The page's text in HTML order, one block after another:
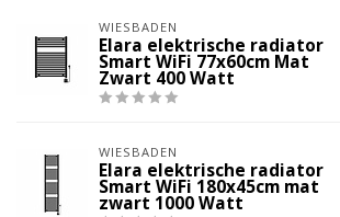
WIESBADEN
Elara elektrische radiator
Smart WiFi 77x60cm Mat
Zwart 400 Watt
WIESBADEN
Elara elektrische radiator
Smart WiFi 180x45cm mat
zwart 1000 Watt